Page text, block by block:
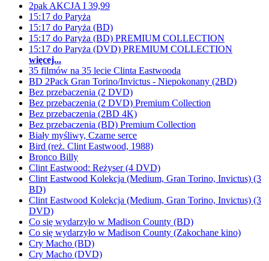
2pak AKCJA I 39,99
15:17 do Paryża
15:17 do Paryża (BD)
15:17 do Paryża (BD) PREMIUM COLLECTION
15:17 do Paryża (DVD) PREMIUM COLLECTION
więcej...
35 filmów na 35 lecie Clinta Eastwooda
BD 2Pack Gran Torino/Invictus - Niepokonany (2BD)
Bez przebaczenia (2 DVD)
Bez przebaczenia (2 DVD) Premium Collection
Bez przebaczenia (2BD 4K)
Bez przebaczenia (BD) Premium Collection
Biały myśliwy, Czarne serce
Bird (reż. Clint Eastwood, 1988)
Bronco Billy
Clint Eastwood: Reżyser (4 DVD)
Clint Eastwood Kolekcja (Medium, Gran Torino, Invictus) (3
BD)
Clint Eastwood Kolekcja (Medium, Gran Torino, Invictus) (3
DVD)
Co się wydarzyło w Madison County (BD)
Co się wydarzyło w Madison County (Zakochane kino)
Cry Macho (BD)
Cry Macho (DVD)